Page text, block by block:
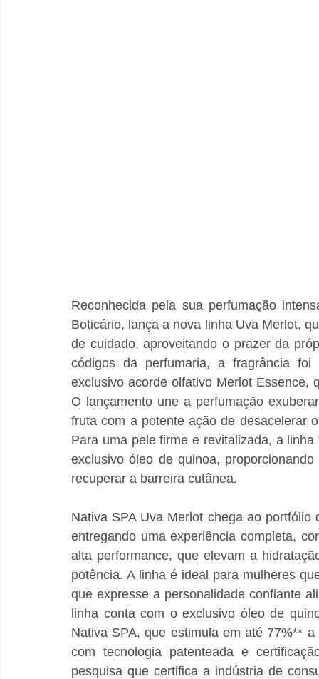
Reconhecida pela sua perfumação
Boticário, lança a nova linha Uva Merlot,
de cuidado, aproveitando o prazer da
códigos da perfumaria, a fragrância
exclusivo acorde olfativo Merlot Essence,
O lançamento une a perfumação
fruta com a potente ação de desacelerar
Para uma pele firme e revitalizada, a
exclusivo óleo de quinoa,
recuperar a barreira cutânea.
Nativa SPA Uva Merlot chega ao
entregando uma experiência completa,
alta performance, que elevam a
potência. A linha é ideal para mulheres
que expresse a personalidade confiante
linha conta com o exclusivo óleo de
Nativa SPA, que estimula em até 77%**
com tecnologia patenteada e
pesquisa que certifica a indústria de